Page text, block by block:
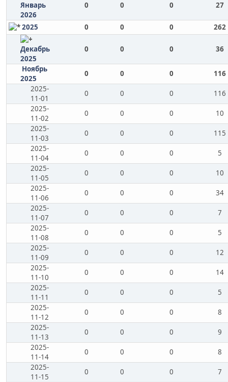
Январь
2026
0 0 0 27
2025 0 0 0 262
Декабрь
2025
0 0 0 36
Ноябрь
2025
0 0 0
116
2025-
11-01
0 0 0
116
2025-
11-02
0 0 0
10
2025-
11-03
0 0 0
115
2025-
11-04
0 0 0
5
2025-
11-05
0 0 0
10
2025-
11-06
0 0 0
34
2025-
11-07
0 0 0
7
2025-
11-08
0 0 0
5
2025-
11-09
0 0 0
12
2025-
11-10
0 0 0
14
2025-
11-11
0 0 0
5
2025-
11-12
0 0 0
8
2025-
11-13
0 0 0
9
2025-
11-14
0 0 0
8
2025-
11-15
0 0 0
7